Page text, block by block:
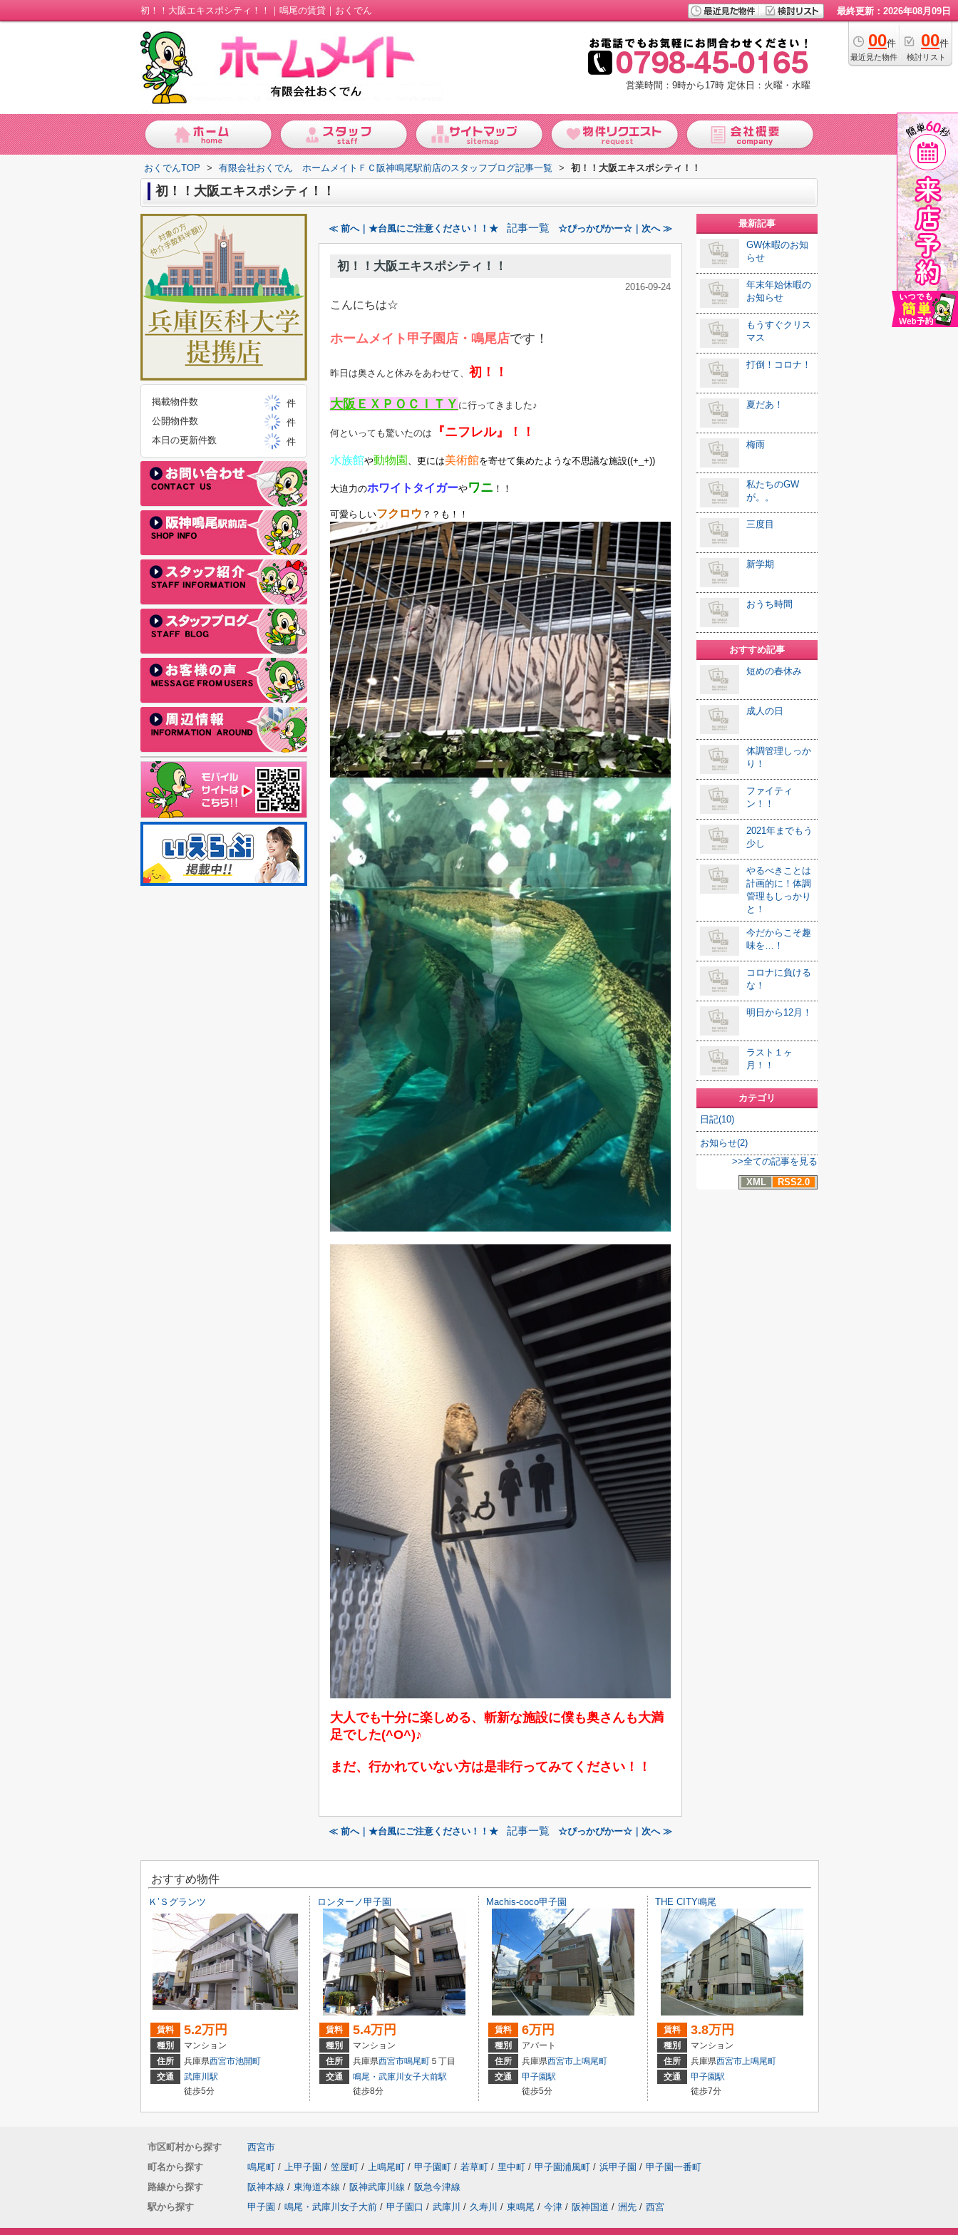
初！！大阪エキスポシティ！！｜鳴尾の賃貸｜おくでん 最終更新：2026年08月09日
00件
最近見た物件
00件
検討リスト
営業時間：9時から17時 定休日：火曜・水曜
おくでんTOP > 有限会社おくでん ホームメイトＦＣ阪神鳴尾駅前店のスタッフブログ記事一覧 > 初！！大阪エキスポシティ！！
初！！大阪エキスポシティ！！
≪ 前へ｜★台風にご注意ください！！★ 記事一覧 ☆ぴっかぴかー☆｜次へ ≫
初！！大阪エキスポシティ！！
2016-09-24
こんにちは☆
ホームメイト甲子園店・鳴尾店です！
昨日は奥さんと休みをあわせて、 初！！
大阪ＥＸＰＯＣＩＴＹ に行ってきました♪
何といっても驚いたのは 『ニフレル』！！
水族館や動物園 、更には美術館を寄せて集めたような不思議な施設((+_+))
大迫力のホワイトタイガーやワニ ！！
可愛らしいフクロウ ？？も！！
大人でも十分に楽しめる、斬新な施設に僕も奥さんも大満
足でした(^O^)♪
まだ、行かれていない方は是非行ってみてください！！
≪ 前へ｜★台風にご注意ください！！★ 記事一覧 ☆ぴっかぴかー☆｜次へ ≫
最新記事
GW休暇のお知
らせ
年末年始休暇の
お知らせ
もうすぐクリス
マス
打倒！コロナ！
夏だあ！
梅雨
私たちのGW
が。。
三度目
新学期
おうち時間
おすすめ記事
短めの春休み
成人の日
体調管理しっか
り！
ファイティ
ン！！
2021年までもう
少し
やるべきことは
計画的に！体調
管理もしっかり
と！
今だからこそ趣
味を…！
コロナに負ける
な！
明日から12月！
ラスト１ヶ
月！！
カテゴリ
日記(10)
お知らせ(2)
>>全ての記事を見る
XML
RSS2.0
掲載物件数
件
公開物件数
件
本日の更新件数
件
おすすめ物件
Ｋ’Ｓグランツ
賃料 5.2万円
種別
マンション
住所
兵庫県西宮市池開町
交通
武庫川駅
徒歩5分
ロンターノ甲子園
賃料 5.4万円
種別
マンション
住所
兵庫県西宮市鳴尾町 ５丁目
交通
鳴尾・武庫川女子大前駅
徒歩8分
Machis-coco甲子園
賃料 6万円
種別
アパート
住所
兵庫県西宮市上鳴尾町
交通
甲子園駅
徒歩5分
THE CITY鳴尾
賃料 3.8万円
種別
マンション
住所
兵庫県西宮市上鳴尾町
交通
甲子園駅
徒歩7分
市区町村から探す
西宮市
町名から探す
鳴尾町 / 上甲子園 / 笠屋町 / 上鳴尾町 / 甲子園町 / 若草町 / 里中町 / 甲子園浦風町 / 浜甲子園 / 甲子園一番町
路線から探す
阪神本線 / 東海道本線 / 阪神武庫川線 / 阪急今津線
駅から探す
甲子園 / 鳴尾・武庫川女子大前 / 甲子園口 / 武庫川 / 久寿川 / 東鳴尾 / 今津 / 阪神国道 / 洲先 / 西宮